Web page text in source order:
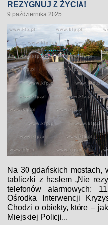
REZYGNUJ Z ŻYCIA!
9 października 2025
Na 30 gdańskich mostach,
tabliczki z hasłem „Nie
telefonów alarmowych:
Ośrodka Interwencji
Chodzi o obiekty, które –
Miejskiej Policji...